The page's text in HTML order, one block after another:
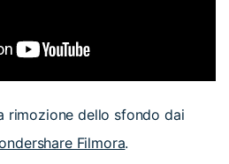
rimozione dello sfondo dai
Filmora.